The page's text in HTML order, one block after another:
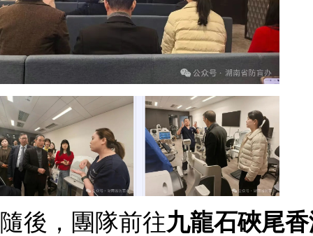
隨後，團隊前往九龍石硤尾